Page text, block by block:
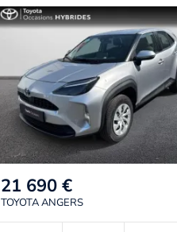
21 690 €
TOYOTA ANGERS